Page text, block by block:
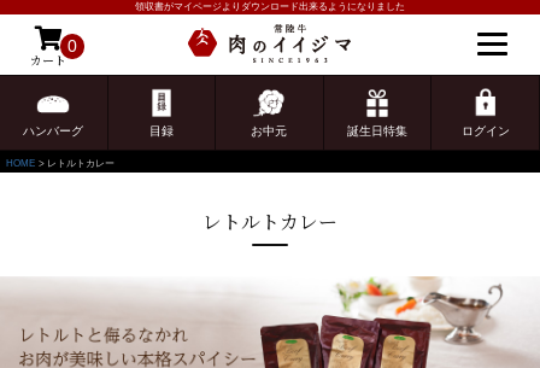
領収書がマイページよりダウンロード出来るようになりました
カート
0
ハンバーグ 目録 お中元 誕生日特集 ログイン
ゲスト 様こんにちは
ログイン
HOME レトルトカレー
レトルトカレー